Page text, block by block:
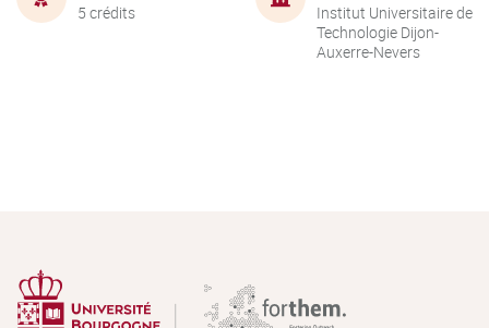
5 crédits
Institut Universitaire de
Technologie Dijon-
Auxerre-Nevers